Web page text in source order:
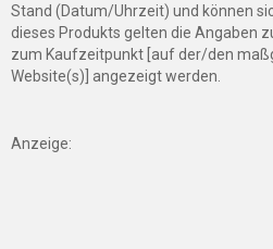
Stand (Datum/Uhrzeit) und können
dieses Produkts gelten die Angaben
zum Kaufzeitpunkt [auf der/den
Website(s)] angezeigt werden.
Anzeige: